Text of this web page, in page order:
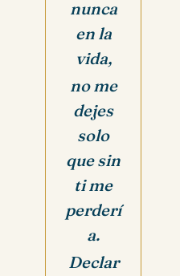
nunca
en la
vida,
no me
dejes
solo
que sin
ti me
perderí
a.
Declar